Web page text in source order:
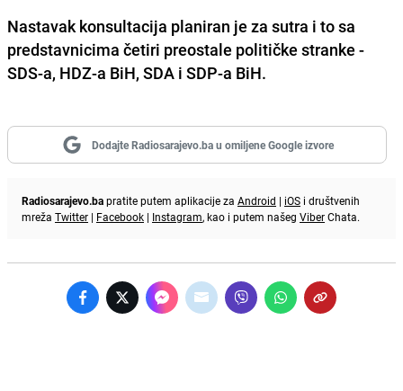
Nastavak konsultacija planiran je za sutra i to sa
predstavnicima četiri preostale političke stranke -
SDS-a, HDZ-a BiH, SDA i SDP-a BiH.
Dodajte Radiosarajevo.ba u omiljene Google izvore
Radiosarajevo.bapratite putem aplikacije za Android | iOS i društvenih
mreža Twitter | Facebook | Instagram, kao i putem našeg ViberChata.